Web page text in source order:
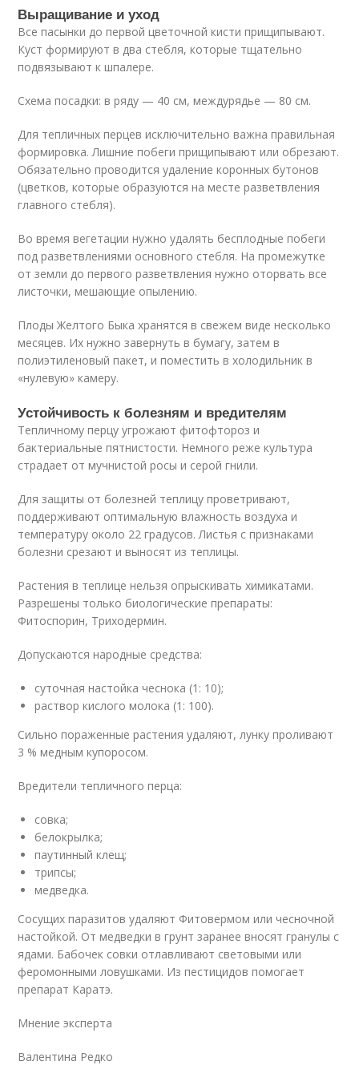
Выращивание и уход
Все пасынки до первой цветочной кисти прищипывают.
Куст формируют в два стебля, которые тщательно
подвязывают к шпалере.
Схема посадки: в ряду — 40 см, междурядье — 80 см.
Для тепличных перцев исключительно важна правильная
формировка. Лишние побеги прищипывают или обрезают.
Обязательно проводится удаление коронных бутонов
(цветков, которые образуются на месте разветвления
главного стебля).
Во время вегетации нужно удалять бесплодные побеги
под разветвлениями основного стебля. На промежутке
от земли до первого разветвления нужно оторвать все
листочки, мешающие опылению.
Плоды Желтого Быка хранятся в свежем виде несколько
месяцев. Их нужно завернуть в бумагу, затем в
полиэтиленовый пакет, и поместить в холодильник в
«нулевую» камеру.
Устойчивость к болезням и вредителям
Тепличному перцу угрожают фитофтороз и
бактериальные пятнистости. Немного реже культура
страдает от мучнистой росы и серой гнили.
Для защиты от болезней теплицу проветривают,
поддерживают оптимальную влажность воздуха и
температуру около 22 градусов. Листья с признаками
болезни срезают и выносят из теплицы.
Растения в теплице нельзя опрыскивать химикатами.
Разрешены только биологические препараты:
Фитоспорин, Триходермин.
Допускаются народные средства:
суточная настойка чеснока (1: 10);
раствор кислого молока (1: 100).
Сильно пораженные растения удаляют, лунку проливают
3 % медным купоросом.
Вредители тепличного перца:
совка;
белокрылка;
паутинный клещ;
трипсы;
медведка.
Сосущих паразитов удаляют Фитовермом или чесночной
настойкой. От медведки в грунт заранее вносят гранулы с
ядами. Бабочек совки отлавливают световыми или
феромонными ловушками. Из пестицидов помогает
препарат Каратэ.
Мнение эксперта
Валентина Редко